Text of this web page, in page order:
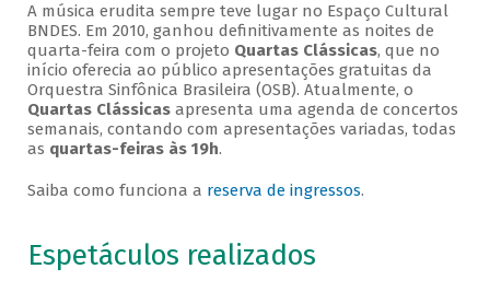
A música erudita sempre teve lugar no Espaço Cultural
BNDES. Em 2010, ganhou definitivamente as noites de
quarta-feira com o projeto Quartas Clássicas, que no
início oferecia ao público apresentações gratuitas da
Orquestra Sinfônica Brasileira (OSB). Atualmente, o
Quartas Clássicasapresenta uma agenda de concertos
semanais, contando com apresentações variadas, todas
as quartas-feiras às 19h.
Saiba como funciona a reserva de ingressos.
Espetáculos realizados